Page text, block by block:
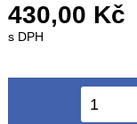
430,00 Kč
s DPH